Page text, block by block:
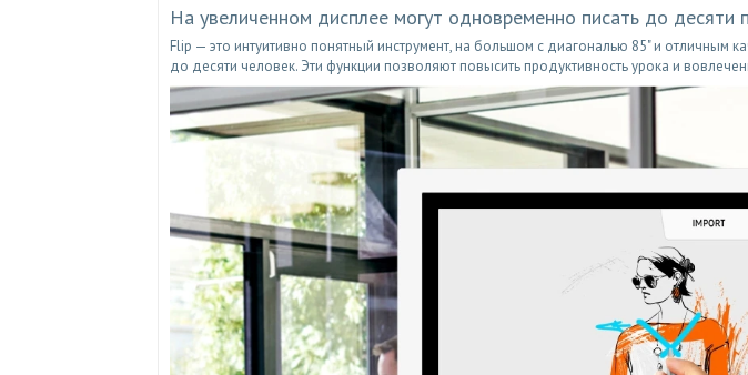
На увеличенном дисплее могут одновременно писать до десяти
Flip — это интуитивно понятный инструмент, на большом с диагональю 85" и отличным
до десяти человек. Эти функции позволяют повысить продуктивность урока и